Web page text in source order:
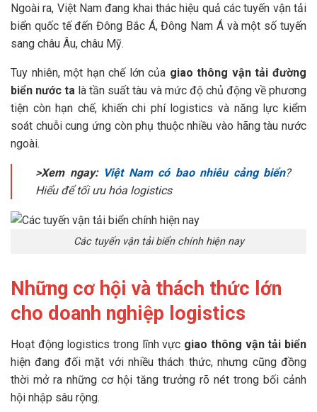
Ngoài ra, Việt Nam đang khai thác hiệu quả các tuyến vận tải
biển quốc tế đến Đông Bắc Á, Đông Nam Á và một số tuyến
sang châu Âu, châu Mỹ.
Tuy nhiên, một hạn chế lớn của giao thông vận tải đường
biển nước ta là tần suất tàu và mức độ chủ động về phương
tiện còn hạn chế, khiến chi phí logistics và năng lực kiểm
soát chuỗi cung ứng còn phụ thuộc nhiều vào hãng tàu nước
ngoài.
>Xem ngay: Việt Nam có bao nhiêu cảng biển?
Hiểu để tối ưu hóa logistics
Các tuyến vận tải biển chính hiện nay
Những cơ hội và thách thức lớn
cho doanh nghiệp logistics
Hoạt động logistics trong lĩnh vực giao thông vận tải biển
hiện đang đối mặt với nhiều thách thức, nhưng cũng đồng
thời mở ra những cơ hội tăng trưởng rõ nét trong bối cảnh
hội nhập sâu rộng.